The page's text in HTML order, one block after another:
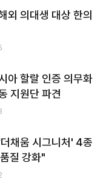
외 의대생 대상 한의
아 할랄 인증 의무화
지원단 파견
채움 시그니처' 4종
질 강화"